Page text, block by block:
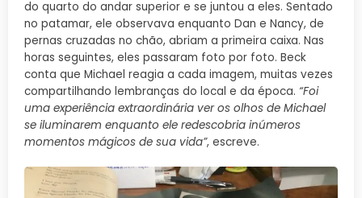
do quarto do andar superior e se juntou a eles. Sentado
no patamar, ele observava enquanto Dan e Nancy, de
pernas cruzadas no chão, abriam a primeira caixa. Nas
horas seguintes, eles passaram foto por foto. Beck
conta que Michael reagia a cada imagem, muitas vezes
compartilhando lembranças do local e da época. “Foi
uma experiência extraordinária ver os olhos de Michael
se iluminarem enquanto ele redescobria inúmeros
momentos mágicos de sua vida”, escreve.